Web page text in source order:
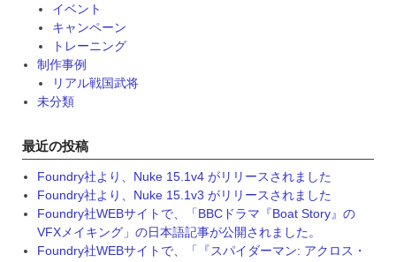
イベント
キャンペーン
トレーニング
制作事例
リアル戦国武将
未分類
最近の投稿
Foundry社より、Nuke 15.1v4 がリリースされました
Foundry社より、Nuke 15.1v3 がリリースされました
Foundry社WEBサイトで、「BBCドラマ『Boat Story』の
VFXメイキング」の日本語記事が公開されました。
Foundry社WEBサイトで、「『スパイダーマン: アクロス・